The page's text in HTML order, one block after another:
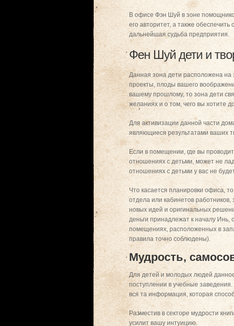
В офисе Фэн Шуй в зоне
его авторитет, а также
дальнейшая судьба предприятия.
Фен Шуй дети и
Данная зона дети расположена на
проекты, плоды вашего
вашему прошлому, то зона дети
желаниях и о том, чего вы хотите
Для активизации данной части
являющиеся результатами ваших
Если в помещении, где вы
отношениях с детьми, может не
отношениях с детьми у вас не
Что касается планировки офиса,
отдела или кабинетов
новых идей и оригинальных
деньги принадлежат к началу Инь,
помещениях, расположенных в
правила точно соблюдены).
Мудрость,
Для детей и молодых людей данное
поступлении в учебные
вся та информация, которая
Разместив в секторе мудрости
усилит вашу интуицию.